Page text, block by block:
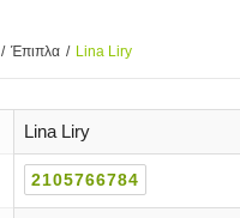
/ Έπιπλα / Lina Liry
Lina Liry
2105766784